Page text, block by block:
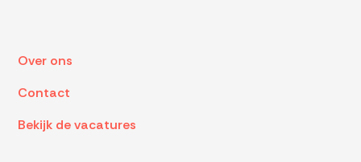
Over ons
Contact
Bekijk de vacatures